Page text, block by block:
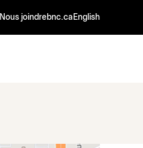
Nous joindrebnc.ca English